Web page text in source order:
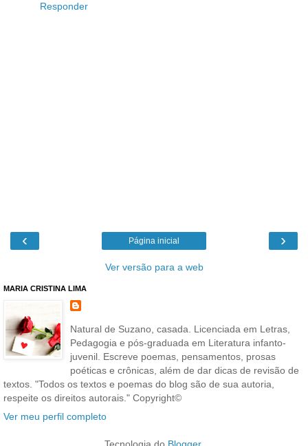
Responder
‹ ›
Página inicial
Ver versão para a web
MARIA CRISTINA LIMA
Natural de Suzano, casada. Licenciada em Letras,
Pedagogia e pós-graduada em Literatura infanto-
juvenil. Escreve poemas, pensamentos, prosas
poéticas e crônicas, além de dar dicas de revisão de
textos. "Todos os textos e poemas do blog são de sua autoria,
respeite os direitos autorais." Copyright©
Ver meu perfil completo